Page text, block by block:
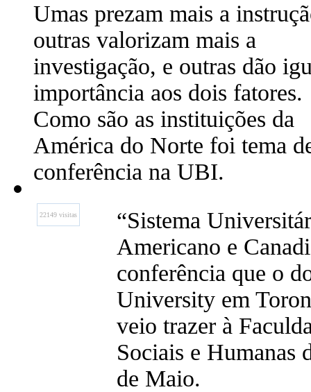
Umas prezam mais a
outras valorizam mais a
investigação, e outras dão
importância aos dois fatores.
Como são as instituições da
América do Norte foi tema
conferência na UBI.
22149 visitas
“Sistema
Americano e
conferência que o
University em
veio trazer à
Sociais e Humanas
de Maio.